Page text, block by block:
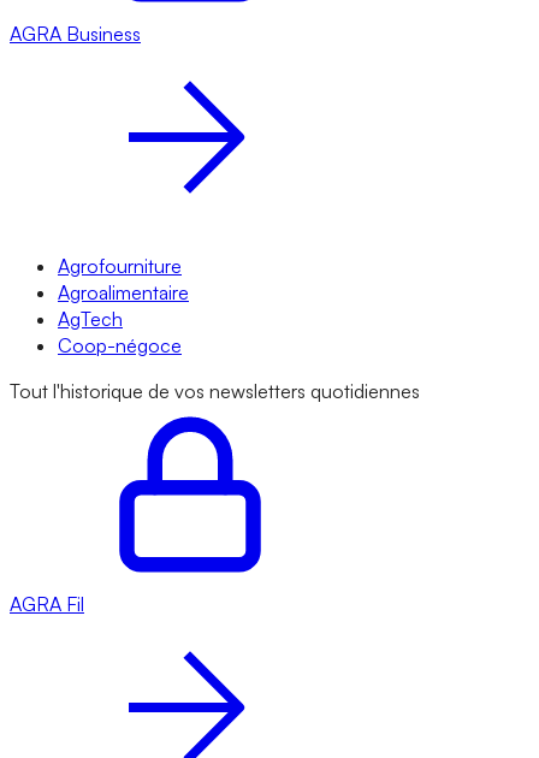
AGRA Business
Agrofourniture
Agroalimentaire
AgTech
Coop-négoce
Tout l'historique de vos newsletters quotidiennes
AGRA Fil